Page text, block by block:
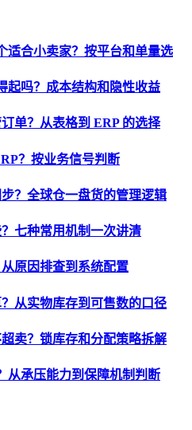
适合小卖家？按平台和单量选
起吗？成本结构和隐性收益
单？从表格到 ERP 的选择
？按业务信号判断
？全球仓一盘货的管理逻辑
七种常用机制一次讲清
原因排查到系统配置
从实物库存到可售数的口径
卖？锁库存和分配策略拆解
从承压能力到保障机制判断